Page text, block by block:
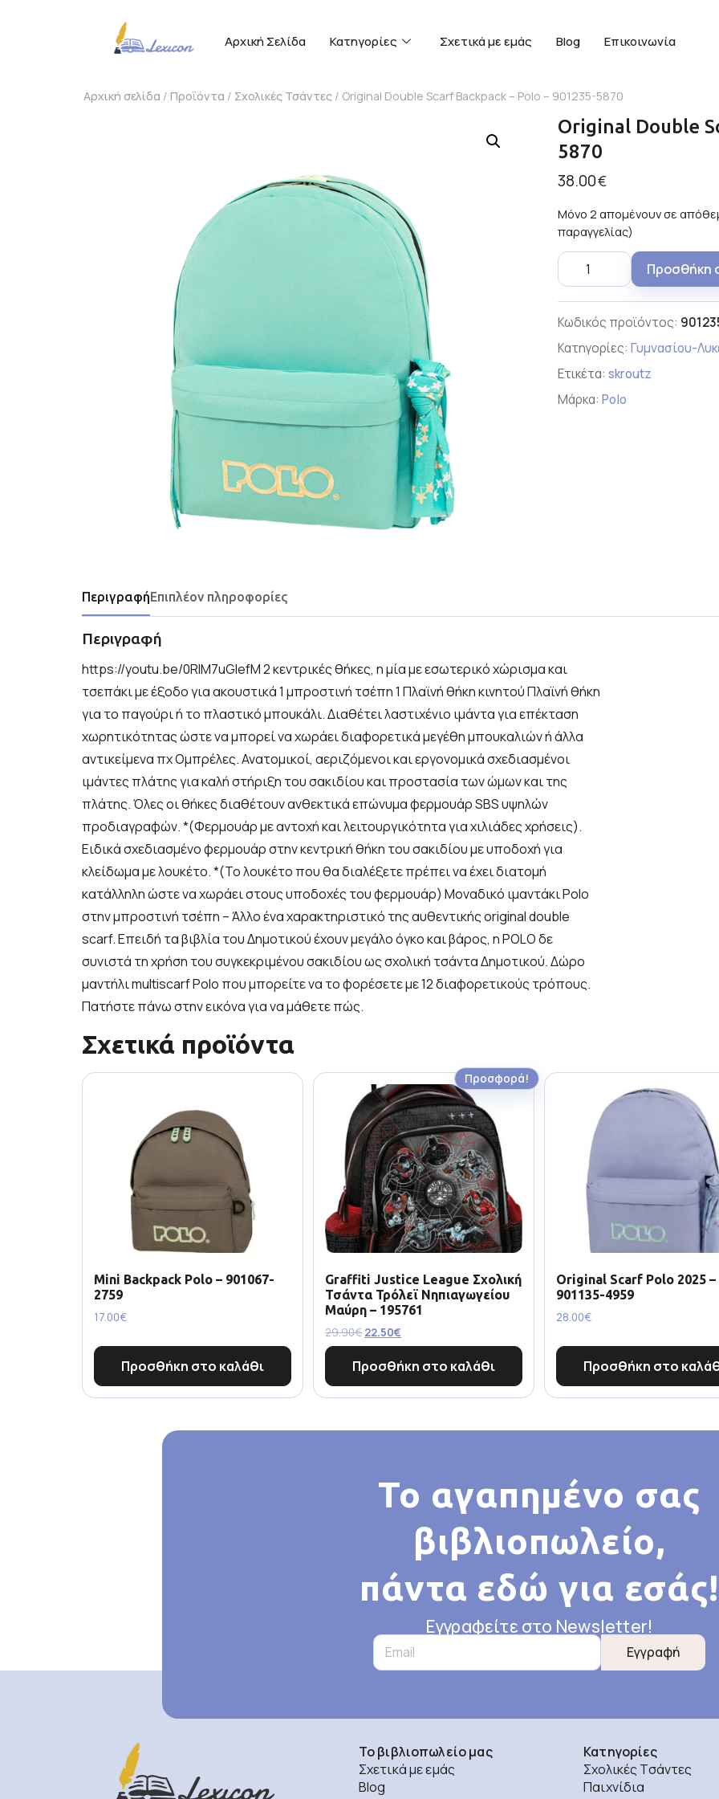
Αρχική Σελίδα Κατηγορίες Σχετικά με εμάς Blog Επικοινωνία
Αρχική σελίδα / Προϊόντα / Σχολικές Τσάντες / Original Double Scarf Backpack – Polo – 901235-5870
Original Double
5870
38.00€
Μόνο 2 απομένουν σε
παραγγελίας)
Προσθήκη
Κωδικός προϊόντος:
Κατηγορίες: Γυμνασίου-
Ετικέτα: skroutz
Μάρκα: Polo
ΠεριγραφήΕπιπλέον πληροφορίες
Περιγραφή
https://youtu.be/0RIM7uGIefM 2 κεντρικές θήκες, η μία με εσωτερικό χώρισμα και
τσεπάκι με έξοδο για ακουστικά 1 μπροστινή τσέπη 1 Πλαϊνή θήκη κινητού Πλαϊνή θήκη
για το παγούρι ή το πλαστικό μπουκάλι. Διαθέτει λαστιχένιο ιμάντα για επέκταση
χωρητικότητας ώστε να μπορεί να χωράει διαφορετικά μεγέθη μπουκαλιών ή άλλα
αντικείμενα πχ Ομπρέλες. Ανατομικοί, αεριζόμενοι και εργονομικά σχεδιασμένοι
ιμάντες πλάτης για καλή στήριξη του σακιδίου και προστασία των ώμων και της
πλάτης. Όλες οι θήκες διαθέτουν ανθεκτικά επώνυμα φερμουάρ SBS υψηλών
προδιαγραφών. *(Φερμουάρ με αντοχή και λειτουργικότητα για χιλιάδες χρήσεις).
Ειδικά σχεδιασμένο φερμουάρ στην κεντρική θήκη του σακιδίου με υποδοχή για
κλείδωμα με λουκέτο. *(Το λουκέτο που θα διαλέξετε πρέπει να έχει διατομή
κατάλληλη ώστε να χωράει στους υποδοχές του φερμουάρ) Μοναδικό ιμαντάκι Polo
στην μπροστινή τσέπη – Άλλο ένα χαρακτηριστικό της αυθεντικής original double
scarf. Επειδή τα βιβλία του Δημοτικού έχουν μεγάλο όγκο και βάρος, η POLO δε
συνιστά τη χρήση του συγκεκριμένου σακιδίου ως σχολική τσάντα Δημοτικού. Δώρο
μαντήλι multiscarf Polo που μπορείτε να το φορέσετε με 12 διαφορετικούς τρόπους.
Πατήστε πάνω στην εικόνα για να μάθετε πώς.
Σχετικά προϊόντα
Mini Backpack Polo – 901067-
2759
17.00€
Προσθήκη στο καλάθι
Προσφορά!
Graffiti Justice League Σχολική
Τσάντα Τρόλεϊ Νηπιαγωγείου
Μαύρη – 195761
29.90€ 22.50€
Προσθήκη στο καλάθι
Original Scarf Polo 2025 –
901135-4959
28.00€
Προσθήκη στο
Το αγαπημένο σας
βιβλιοπωλείο,
πάντα εδώ για εσάς!
Εγγραφείτε στο Newsletter!
Εγγραφή
Το βιβλιοπωλείο μας
Σχετικά με εμάς
Blog
Κατηγορίες
Σχολικές Τσάντες
Παιχνίδια